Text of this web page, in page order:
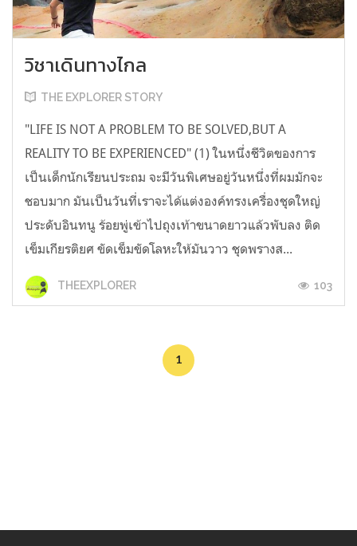
วิชาเดินทางไกล
THE EXPLORER STORY
"LIFE IS NOT A PROBLEM TO BE SOLVED,BUT A
REALITY TO BE EXPERIENCED" (1) ในหนึ่งชีวิตของการ
เป็นเด็กนักเรียนประถม จะมีวันพิเศษอยู่วันหนึ่งที่ผมมักจะ
ชอบมาก มันเป็นวันที่เราจะได้แต่งองค์ทรงเครื่องชุดใหญ่
ประดับอินทนู ร้อยพู่เข้าไปถุงเท้าขนาดยาวแล้วพับลง ติด
เข็มเกียรติยศ ขัดเข็มขัดโลหะให้มันวาว ชุดพรางส...
THEEXPLORER 103
1